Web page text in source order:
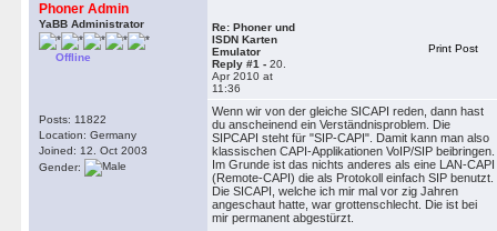
Phoner Admin
YaBB Administrator
Offline
Posts: 11822
Location: Germany
Joined: 12. Oct 2003
Gender:
Re: Phoner und
ISDN Karten
Emulator
Reply #1 - 20.
Apr 2010 at
11:36
Print Post
Wenn wir von der gleiche SICAPI reden, dann hast
du anscheinend ein Verständnisproblem. Die
SIPCAPI steht für "SIP-CAPI". Damit kann man also
klassischen CAPI-Applikationen VoIP/SIP beibringen.
Im Grunde ist das nichts anderes als eine LAN-CAPI
(Remote-CAPI) die als Protokoll einfach SIP benutzt.
Die SICAPI, welche ich mir mal vor zig Jahren
angeschaut hatte, war grottenschlecht. Die ist bei
mir permanent abgestürzt.